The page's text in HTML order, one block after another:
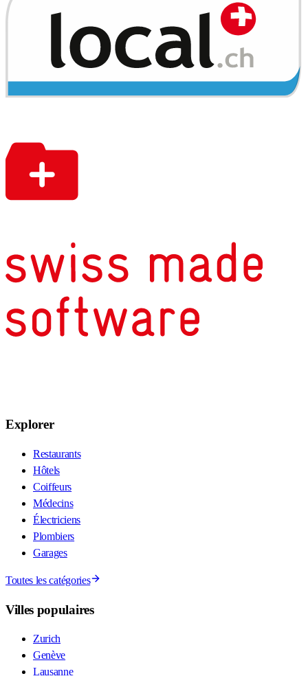
Explorer
Restaurants
Hôtels
Coiffeurs
Médecins
Électriciens
Plombiers
Garages
Toutes les catégories
Villes populaires
Zurich
Genève
Lausanne